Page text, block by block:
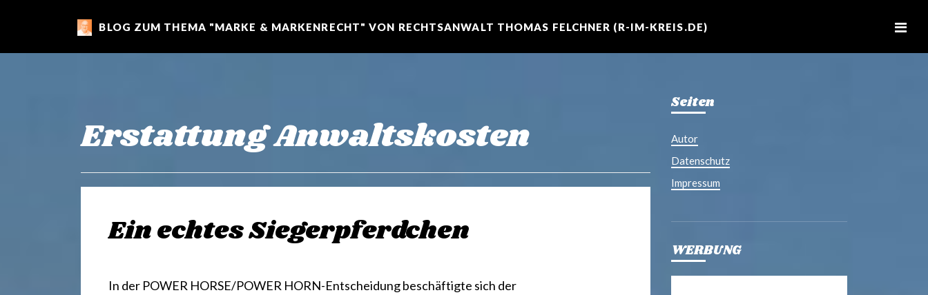
m
r
k
BLOG ZUM THEMA "MARKE & MARKENRECHT" VON RECHTSANWALT THOMAS FELCHNER (R-IM-KREIS.DE)
Erstattung Anwaltskosten
Ein echtes Siegerpferdchen
In der POWER HORSE/POWER HORN-Entscheidung beschäftigte sich der
Seiten
Autor
Datenschutz
Impressum
WERBUNG